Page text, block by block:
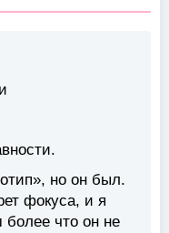
но он был.
фокуса, и я
более что он не